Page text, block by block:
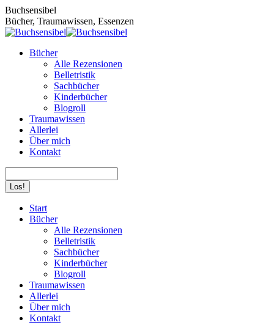
Zum
Inhalt
springen
Buchsensibel
Bücher, Traumawissen, Essenzen
Bücher
Alle Rezensionen
Belletristik
Sachbücher
Kinderbücher
Blogroll
Traumawissen
Allerlei
Über mich
Kontakt
page
opens
page
opens
Start
Bücher
Alle Rezensionen
Belletristik
Sachbücher
Kinderbücher
Blogroll
Traumawissen
Allerlei
Über mich
Kontakt